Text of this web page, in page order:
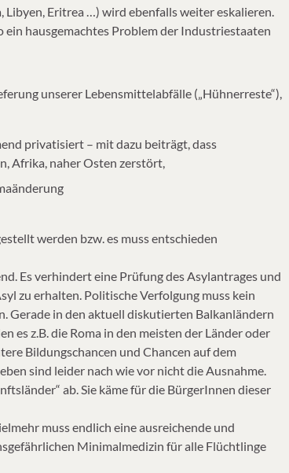
Eritrea …) wird ebenfalls weiter eskalieren.
hausgemachtes Problem der Industriestaaten
unserer Lebensmittelabfälle („Hühnerreste“),
privatisiert – mit dazu beiträgt, dass
Afrika, naher Osten zerstört,
werden bzw. es muss entschieden
Es verhindert eine Prüfung des Asylantrages und
zu erhalten. Politische Verfolgung muss kein
Gerade in den aktuell diskutierten Balkanländern
es z.B. die Roma in den meisten der Länder oder
Bildungschancen und Chancen auf dem
sind leider nach wie vor nicht die Ausnahme.
ab. Sie käme für die BürgerInnen dieser
muss endlich eine ausreichende und
Minimalmedizin für alle Flüchtlinge